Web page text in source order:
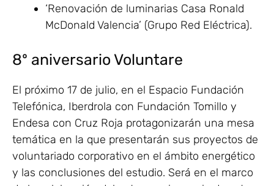
‘Renovación de luminarias Casa Ronald
McDonald Valencia’ (Grupo Red Eléctrica).
8º aniversario Voluntare
El próximo 17 de julio, en el Espacio Fundación
Telefónica, Iberdrola con Fundación Tomillo y
Endesa con Cruz Roja protagonizarán una mesa
temática en la que presentarán sus proyectos de
voluntariado corporativo en el ámbito energético
y las conclusiones del estudio. Será en el marco